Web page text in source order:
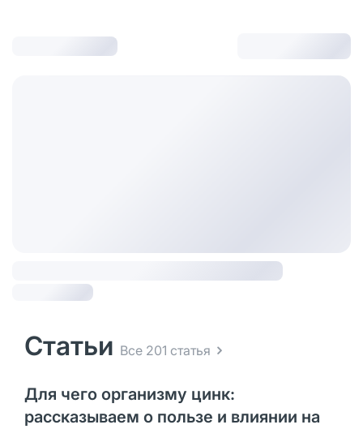
Статьи Все 201 статья
Для чего организму цинк:
рассказываем о пользе и влиянии на